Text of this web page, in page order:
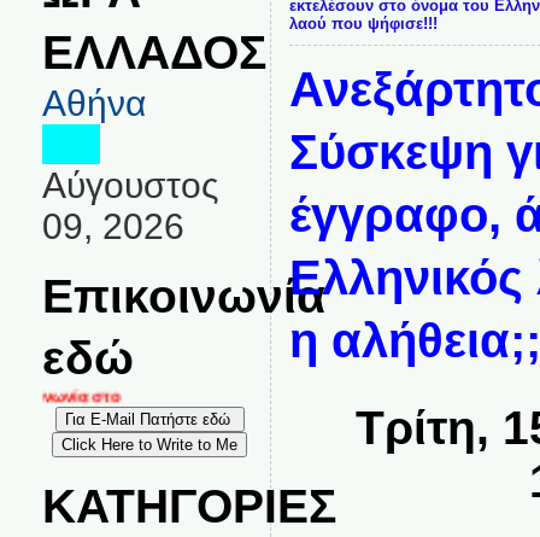
ΕΛΛΑΔΟΣ
Αθήνα
Αύγουστος
09, 2026
Επικοινωνία
εδώ
στο
ΚΑΤΗΓΟΡΙΕΣ
εκτελέσουν στο όνομα του
λαού που ψήφισε!!!
Σύσκεψη
έγγραφο,
Ελληνικός
η
Τρίτη,